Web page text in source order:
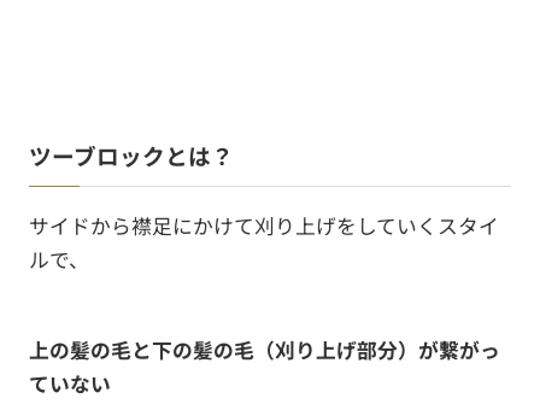
ツーブロックとは？
サイドから襟足にかけて刈り上げをしていくスタイ
ルで、
上の髪の毛と下の髪の毛（刈り上げ部分）が繋がっ
ていない